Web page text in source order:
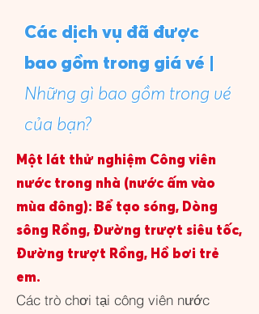
Các dịch vụ đã được
bao gồm trong giá vé |
Những gì bao gồm trong vé
của bạn?
Một lát thử nghiệm Công viên
nước trong nhà (nước ấm vào
mùa đông): Bể tạo sóng, Dòng
sông Rồng, Đường trượt siêu tốc,
Đường trượt Rồng, Hồ bơi trẻ
em.
Các trò chơi tại công viên nước